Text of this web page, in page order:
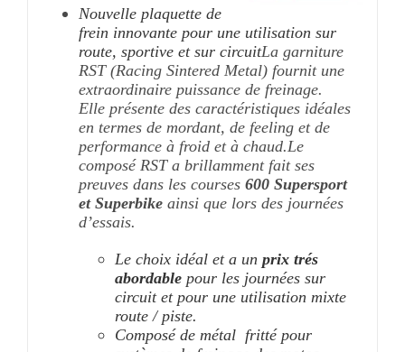
Nouvelle plaquette de
frein innovante pour une utilisation sur
route, sportive et sur circuitLa garniture
RST (Racing Sintered Metal) fournit une
extraordinaire puissance de freinage.
Elle présente des caractéristiques idéales
en termes de mordant, de feeling et de
performance à froid et à chaud. Le
composé RST a brillamment fait ses
preuves dans les courses600 Supersport
et Superbikeainsi que lors des journées
d’essais.
Le choix idéal et a un prix trés
abordablepour les journées sur
circuit et pour une utilisation mixte
route / piste.
Composé de métal fritté pour